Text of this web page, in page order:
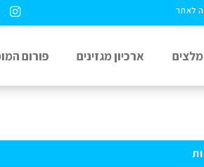
לאתר
ארכיון מגזינים פורום